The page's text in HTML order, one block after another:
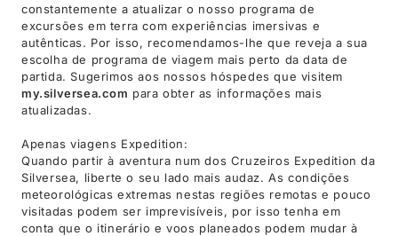
constantemente a atualizar o nosso programa de
excursões em terra com experiências imersivas e
autênticas. Por isso, recomendamos-lhe que reveja a sua
escolha de programa de viagem mais perto da data de
partida. Sugerimos aos nossos hóspedes que visitem
my.silversea.com para obter as informações mais
atualizadas.
Apenas viagens Expedition:
Quando partir à aventura num dos Cruzeiros Expedition da
Silversea, liberte o seu lado mais audaz. As condições
meteorológicas extremas nestas regiões remotas e pouco
visitadas podem ser imprevisíveis, por isso tenha em
conta que o itinerário e voos planeados podem mudar à